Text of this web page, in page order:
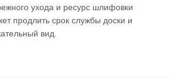
ухода и ресурс шлифовки
продлить срок службы доски и
вид.